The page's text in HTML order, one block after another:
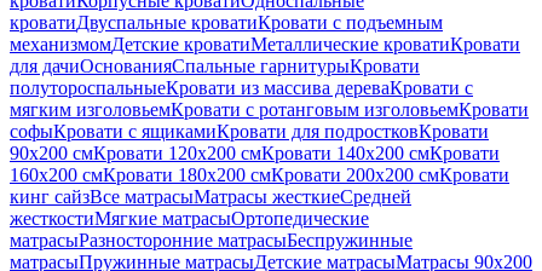
кроватиДвуспальные кроватиКровати с подъемным
механизмомДетские кроватиМеталлические кроватиКровати
для дачиОснованияСпальные гарнитурыКровати
полутороспальныеКровати из массива дереваКровати с
мягким изголовьемКровати с ротанговым изголовьемКровати
софыКровати с ящикамиКровати для подростковКровати
90х200 смКровати 120x200 смКровати 140x200 смКровати
160x200 смКровати 180x200 смКровати 200x200 смКровати
кинг сайзВсе матрасыМатрасы жесткиеСредней
жесткостиМягкие матрасыОртопедические
матрасыРазносторонние матрасыБеспружинные
матрасыПружинные матрасыДетские матрасыМатрасы 90х200